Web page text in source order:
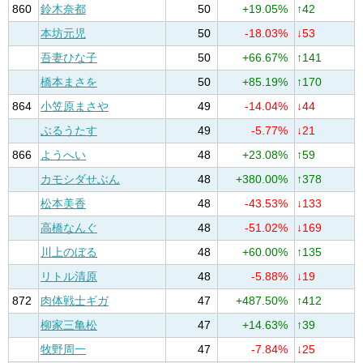
860 鈴木奈都 50 +19.05%
↑42
本坊元児
50 -18.03%
↓53
吾妻ひな子
50 +66.67%
↑141
橋本まさを
50 +85.19%
↑170
864
小笠原まさや 49 -14.04%
↓44
ぶるうたす
49 -5.77%
↓21
866
ようへい 48 +23.08%
↑59
カモシダせぶん
48 +380.00%
↑378
松本美香
48 -43.53%
↓133
高橋なんぐ
48 -51.02%
↓169
川上のぼる
48 +60.00%
↑135
リトル清原
48 -5.88%
↓19
872
肉体戦士ギガ 47 +487.50%
↑412
柳家三亀松
47 +14.63%
↑39
牧野周一
47 -7.84% ↓25